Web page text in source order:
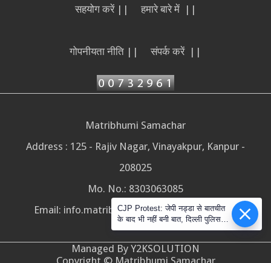
सहयोग करें || हमारे बारे में ||
गोपनीयता नीति || संपर्क करें ||
Matribhumi Samachar
Address : 125 - Rajiv Nagar, Vinayakpur, Kanpur -
208025
Mo. No.: 8303063085
Email: info.matribhumisamachar@gmail.com
Managed By Y2KSOLUTION
Copyright © Matribhumi Samachar
CJP Protest: जेपी नड्डा से बातचीत
के बाद भी नहीं बनी बात, दिल्ली पुलिस ने
सोशल मीडिया के दावों को नकारा